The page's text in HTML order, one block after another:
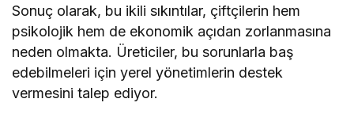
Sonuç olarak, bu ikili sıkıntılar, çiftçilerin hem
psikolojik hem de ekonomik açıdan zorlanmasına
neden olmakta. Üreticiler, bu sorunlarla baş
edebilmeleri için yerel yönetimlerin destek
vermesini talep ediyor.